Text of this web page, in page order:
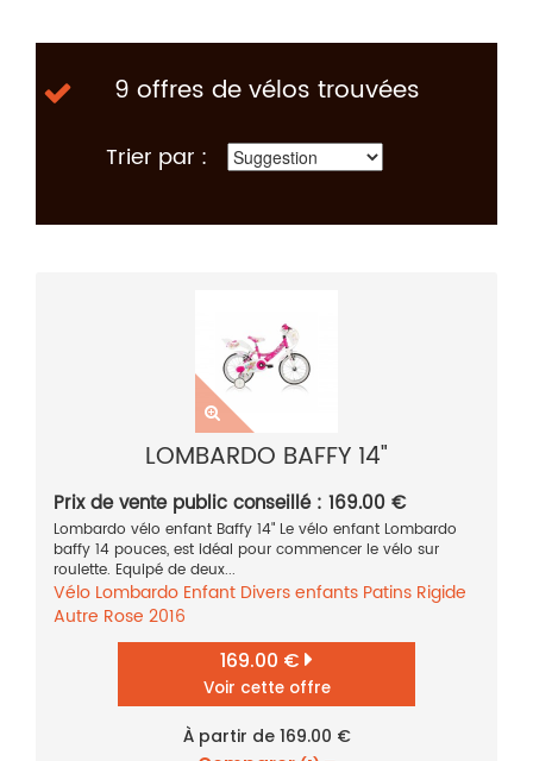
9 offres de vélos trouvées
Trier par :
LOMBARDO BAFFY 14"
Prix de vente public conseillé : 169.00 €
Lombardo vélo enfant Baffy 14" Le vélo enfant Lombardo
baffy 14 pouces, est idéal pour commencer le vélo sur
roulette. Equipé de deux...
Vélo Lombardo Enfant Divers enfants Patins Rigide
Autre Rose 2016
169.00 €
Voir cette offre
À partir de 169.00 €